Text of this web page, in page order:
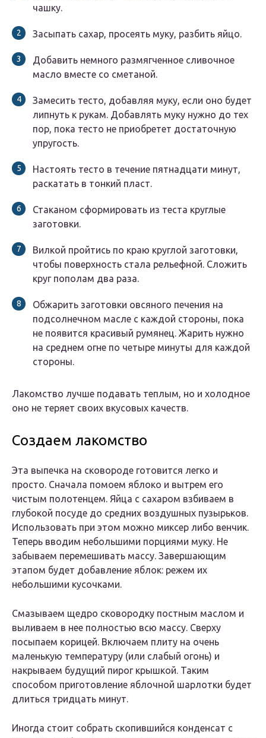
чашку.
Засыпать сахар, просеять муку, разбить яйцо.
Добавить немного размягченное сливочное
масло вместе со сметаной.
Замесить тесто, добавляя муку, если оно будет
липнуть к рукам. Добавлять муку нужно до тех
пор, пока тесто не приобретет достаточную
упругость.
Настоять тесто в течение пятнадцати минут,
раскатать в тонкий пласт.
Стаканом сформировать из теста круглые
заготовки.
Вилкой пройтись по краю круглой заготовки,
чтобы поверхность стала рельефной. Сложить
круг пополам два раза.
Обжарить заготовки овсяного печения на
подсолнечном масле с каждой стороны, пока
не появится красивый румянец. Жарить нужно
на среднем огне по четыре минуты для каждой
стороны.
Лакомство лучше подавать теплым, но и холодное
оно не теряет своих вкусовых качеств.
Создаем лакомство
Эта выпечка на сковороде готовится легко и
просто. Сначала помоем яблоко и вытрем его
чистым полотенцем. Яйца с сахаром взбиваем в
глубокой посуде до средних воздушных пузырьков.
Использовать при этом можно миксер либо венчик.
Теперь вводим небольшими порциями муку. Не
забываем перемешивать массу. Завершающим
этапом будет добавление яблок: режем их
небольшими кусочками.
Смазываем щедро сковородку постным маслом и
выливаем в нее полностью всю массу. Сверху
посыпаем корицей. Включаем плиту на очень
маленькую температуру (или слабый огонь) и
накрываем будущий пирог крышкой. Таким
способом приготовление яблочной шарлотки будет
длиться тридцать минут.
Иногда стоит собрать скопившийся конденсат с